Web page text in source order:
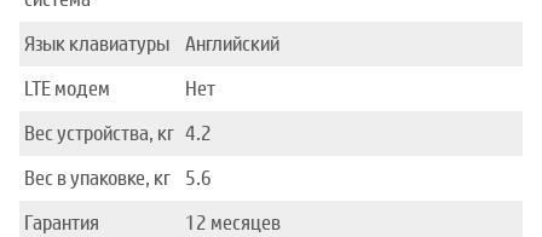
Язык клавиатуры
Английский
LTE модем
Нет
Вес устройства, кг 4.2
Вес в упаковке, кг
5.6
Гарантия
12 месяцев